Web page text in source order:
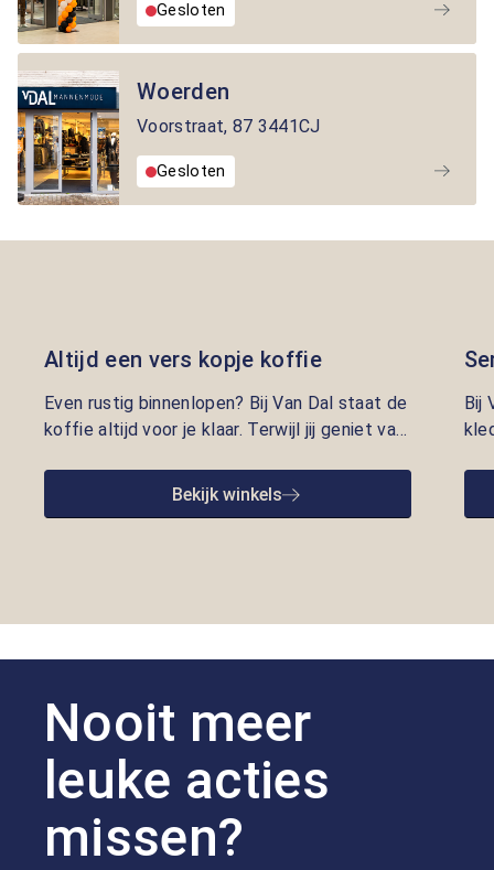
Gesloten
Woerden
Voorstraat, 87 3441CJ
Gesloten
Altijd een vers kopje koffie
Even rustig binnenlopen? Bij Van Dal staat de
koffie altijd voor je klaar. Terwijl jij geniet van
om je te helpen met kleding die écht bij je
past. Persoonlijke aandacht en gastvrijheid
Bekijk winkels
Bij
Nooit meer
leuke acties
missen?